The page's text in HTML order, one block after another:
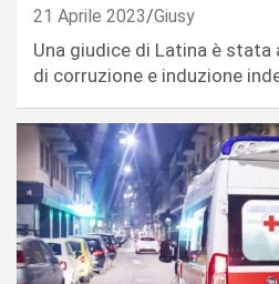
21 Aprile 2023 Giusy
Una giudice di Latina è stata
di corruzione e induzione